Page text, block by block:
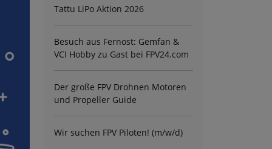
Tattu LiPo Aktion 2026
Besuch aus Fernost: Gemfan &
VCI Hobby zu Gast bei FPV24.com
Der große FPV Drohnen Motoren
und Propeller Guide
Wir suchen FPV Piloten! (m/w/d)